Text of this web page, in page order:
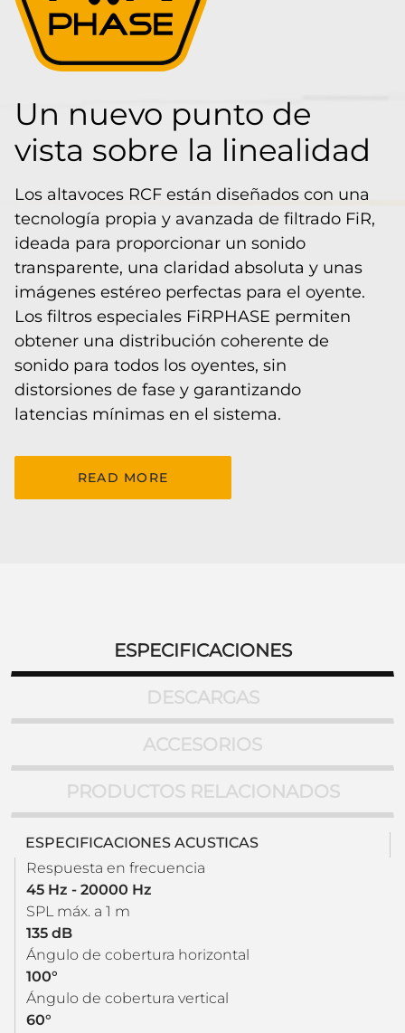
Un nuevo punto de
vista sobre la linealidad
Los altavoces RCF están diseñados con una
tecnología propia y avanzada de filtrado FiR,
ideada para proporcionar un sonido
transparente, una claridad absoluta y unas
imágenes estéreo perfectas para el oyente.
Los filtros especiales FiRPHASE permiten
obtener una distribución coherente de
sonido para todos los oyentes, sin
distorsiones de fase y garantizando
latencias mínimas en el sistema.
READ MORE
ESPECIFICACIONES
DESCARGAS
ACCESORIOS
PRODUCTOS RELACIONADOS
ESPECIFICACIONES ACUSTICAS
Respuesta en frecuencia
45 Hz - 20000 Hz
SPL máx. a 1 m
135 dB
Ángulo de cobertura horizontal
100°
Ángulo de cobertura vertical
60°